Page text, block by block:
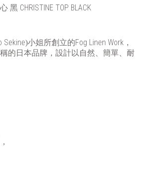
黑 CHRISTINE TOP BLACK
Sekine)小姐所創立的Fog Linen Work ，
的日本品牌，設計以自然、簡單、耐